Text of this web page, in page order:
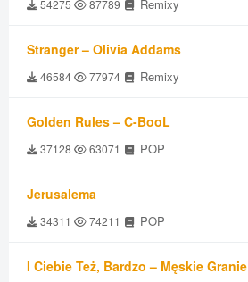
54275 87789 Remixy
Stranger – Olivia Addams
46584 77974 Remixy
Golden Rules – C-BooL
37128 63071 POP
Jerusalema
34311 74211 POP
I Ciebie Też, Bardzo – Męskie Granie